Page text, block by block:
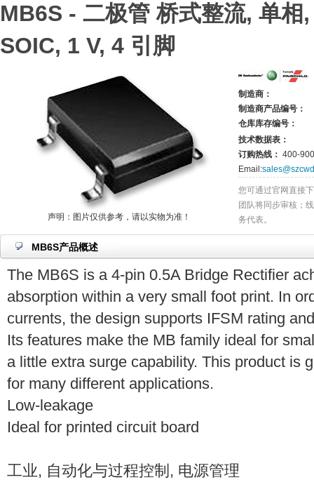
MB6S - 二极管 桥式整流, 单相
SOIC, 1 V, 4 引脚
声明：图片仅供参考，请以实物为准！
制造商：
制造商产品编号：
仓库库存编号：
技术数据表：
订购热线： 400-
Email:
您可通过官网直接
团队将同步审核；
务代表。
MB6S产品概述
The MB6S is a 4-pin 0.5A Bridge Rectifier
absorption within a very small foot print. In
currents, the design supports IFSM rating
Its features make the MB family ideal for
a little extra surge capability. This product is
for many different applications.
Low-leakage
Ideal for printed circuit board
工业, 自动化与过程控制, 电源管理